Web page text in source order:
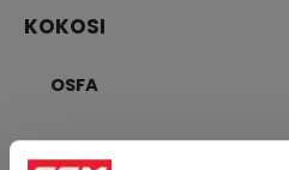
KOKOSI
OSFA
MÄÄRÄ